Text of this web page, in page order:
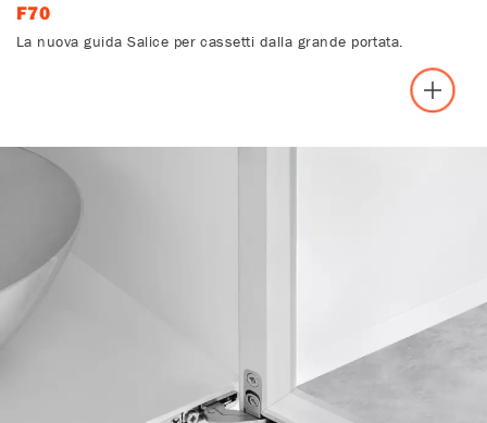
F70
La nuova guida Salice per cassetti dalla grande portata.